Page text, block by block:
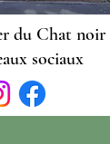
du Chat noir
sociaux